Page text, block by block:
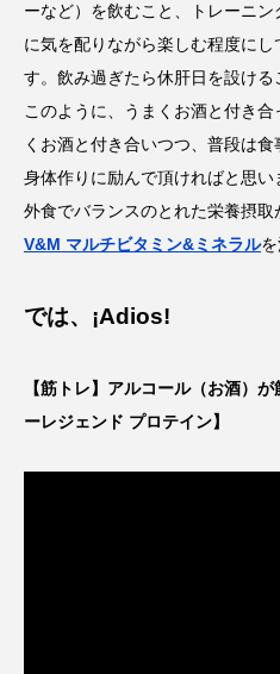
ーなど）を飲むこと、トレーニ
に気を配りながら楽しむ程度に
す。飲み過ぎたら休肝日を設ける
このように、うまくお酒と付き
くお酒と付き合いつつ、普段は
身体作りに励んで頂ければと思
外食でバランスのとれた栄養摂取
V&M マルチビタミン&ミネラル
では、¡Adios!
【筋トレ】アルコール（お酒）
ーレジェンド プロテイン】